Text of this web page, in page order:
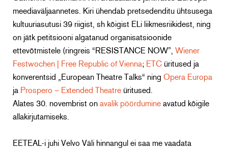
meediaväljaannetes. Kiri ühendab pretsedenditu ühtsusega
kultuuriasutusi 39 riigist, sh kõigist ELi liikmesriikidest, ning
on jätk petitsiooni algatanud organisatsioonide
ettevõtmistele (ringreis “RESISTANCE NOW”, Wiener
Festwochen | Free Republic of Vienna; ETC üritused ja
konverentsid „European Theatre Talks“ ning Opera Europa
ja Prospero – Extended Theatre üritused.
Alates 30. novembrist on avalik pöördumine avatud kõigile
allakirjutamiseks.
EETEAL-i juhi Velvo Väli hinnangul ei saa me vaadata